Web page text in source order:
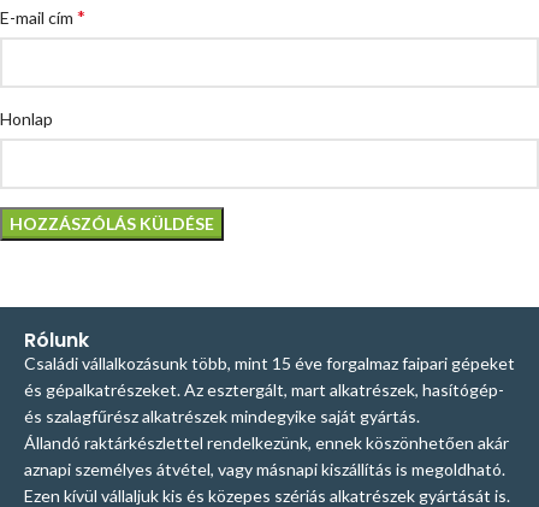
E-mail cím *
Honlap
Rólunk
Családi vállalkozásunk több, mint 15 éve forgalmaz faipari gépeket
és gépalkatrészeket. Az esztergált, mart alkatrészek, hasítógép-
és szalagfűrész alkatrészek mindegyike saját gyártás.
Állandó raktárkészlettel rendelkezünk, ennek köszönhetően akár
aznapi személyes átvétel, vagy másnapi kiszállítás is megoldható.
Ezen kívül vállaljuk kis és közepes szériás alkatrészek gyártását is.